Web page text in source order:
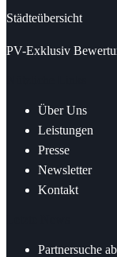
Städteübersicht
PV-Exklusiv
Über Uns
Leistungen
Presse
Newsletter
Kontakt
Partnersuche